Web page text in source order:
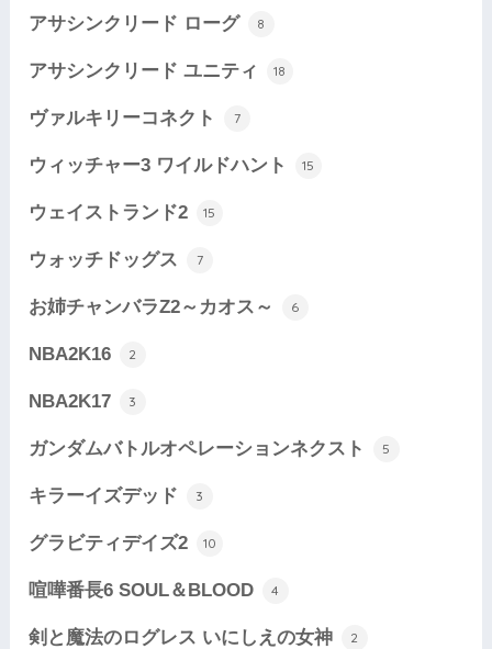
アサシンクリード ローグ 8
アサシンクリード ユニティ 18
ヴァルキリーコネクト 7
ウィッチャー3 ワイルドハント 15
ウェイストランド2 15
ウォッチドッグス 7
お姉チャンバラZ2～カオス～ 6
NBA2K16 2
NBA2K17 3
ガンダムバトルオペレーションネクスト 5
キラーイズデッド 3
グラビティデイズ2 10
喧嘩番長6 SOUL＆BLOOD 4
剣と魔法のログレス いにしえの女神 2